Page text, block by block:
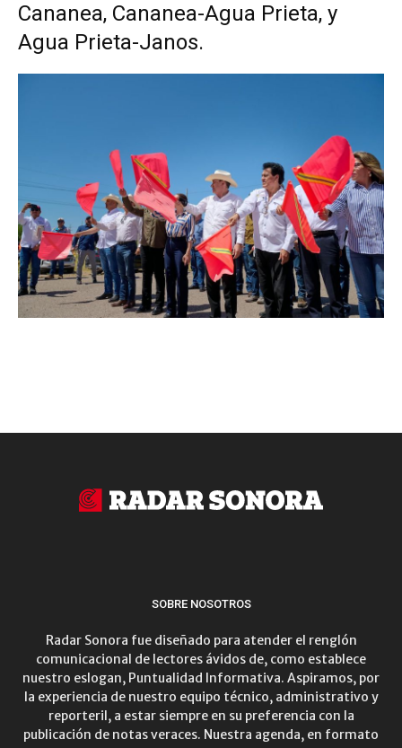
Cananea, Cananea-Agua Prieta, y
Agua Prieta-Janos.
SOBRE NOSOTROS
Radar Sonora fue diseñado para atender el renglón
comunicacional de lectores ávidos de, como establece
nuestro eslogan, Puntualidad Informativa. Aspiramos, por
la experiencia de nuestro equipo técnico, administrativo y
reporteril, a estar siempre en su preferencia con la
publicación de notas veraces. Nuestra agenda, en formato